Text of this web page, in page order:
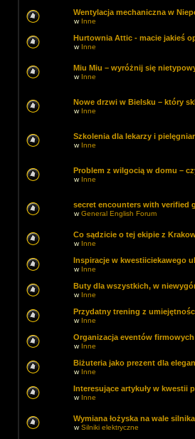
Wentylacja mechaniczna w
w Inne
Hurtownia Attic - macie jakieś
w Inne
Miu Miu – wyróżnij się
w Inne
Nowe drzwi w Bielsku – który
w Inne
Szkolenia dla lekarzy i
w Inne
Problem z wilgocią w domu –
w Inne
secret encounters with verified
wGeneral English Forum
Co sądzicie o tej ekipie z
w Inne
Inspiracje w kwestiiciekawego
w Inne
Buty dla wszystkich, w
w Inne
Przydatny trening z
w Inne
Organizacja eventów
w Inne
Biżuteria jako prezent dla
w Inne
Interesujące artykuły w kwestii
w Inne
Wymiana łożyska na wale
wSilniki elektryczne